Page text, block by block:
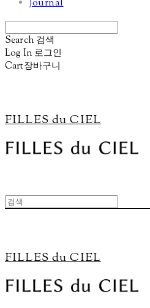
Journal
Search 검색
Log In 로그인
Cart장바구니
FILLES du CIEL
FILLES du CIEL